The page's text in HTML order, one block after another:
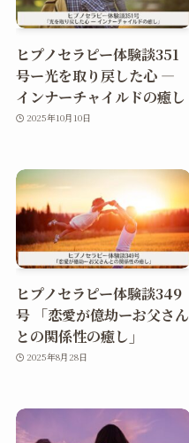
ヒプノセラピー体験談351
号ー光を取り戻した心 ―
インナーチャイルドの癒し
2025年10月10日
ヒプノセラピー体験談349
号 「恋愛が億劫ーお父さん
との関係性の癒し」
2025年8月28日